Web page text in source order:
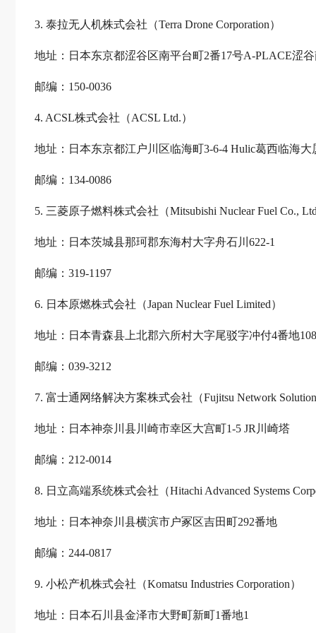
3. 泰拉无人机株式会社（Terra Drone Corporation）
地址：日本东京都涩谷区南平台町2番17号A-PLACE涩
邮编：150-0036
4. ACSL株式会社（ACSL Ltd.）
地址：日本东京都江户川区临海町3-6-4 Hulic葛西临海大
邮编：134-0086
5. 三菱原子燃料株式会社（Mitsubishi Nuclear Fuel Co.,
地址：日本茨城县那珂郡东海村大字舟石川622-1
邮编：319-1197
6. 日本原燃株式会社（Japan Nuclear Fuel Limited）
地址：日本青森县上北郡六所村大字尾驳字冲付4番地108
邮编：039-3212
7. 富士通网络解决方案株式会社（Fujitsu Network
地址：日本神奈川县川崎市幸区大宫町1-5 JR川崎塔
邮编：212-0014
8. 日立高端系统株式会社（Hitachi Advanced Systems
地址：日本神奈川县横滨市户冢区吉田町292番地
邮编：244-0817
9. 小松产机株式会社（Komatsu Industries Corporation）
地址：日本石川县金泽市大野町新町1番地1